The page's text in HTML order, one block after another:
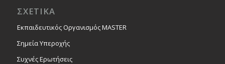
ΣΧΕΤΙΚΑ
Εκπαιδευτικός Οργανισμός MASTER
Σημεία Υπεροχής
Συχνές Ερωτήσεις